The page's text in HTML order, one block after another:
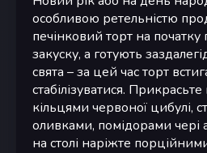
особливою ретельністю
печінковий торт на початку
закуску, а готують
свята – за цей час торт
стабілізуватися.
кільцями червоної цибулі,
оливками, помідорами чері
на столі наріжте